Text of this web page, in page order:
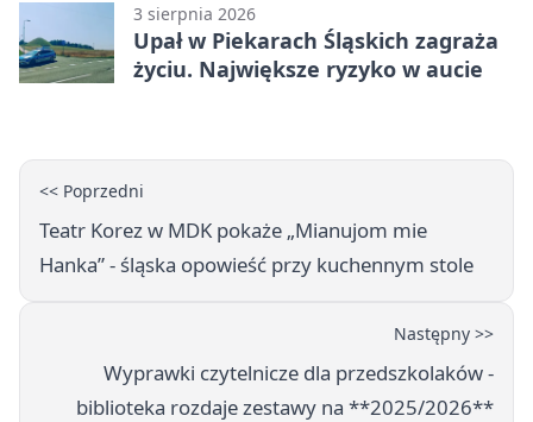
3 sierpnia 2026
Upał w Piekarach Śląskich zagraża
życiu. Największe ryzyko w aucie
<< Poprzedni
Teatr Korez w MDK pokaże „Mianujom mie
Hanka” - śląska opowieść przy kuchennym stole
Następny >>
Wyprawki czytelnicze dla przedszkolaków -
biblioteka rozdaje zestawy na **2025/2026**